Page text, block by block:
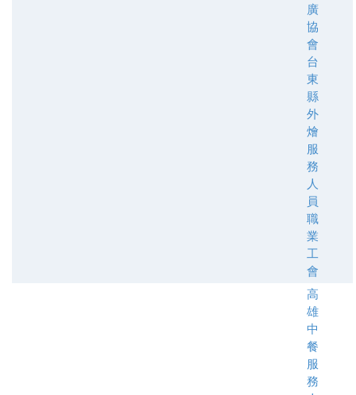
廣
協
會
台
東
縣
外
燴
服
務
人
員
職
業
工
會
高
雄
中
餐
服
務